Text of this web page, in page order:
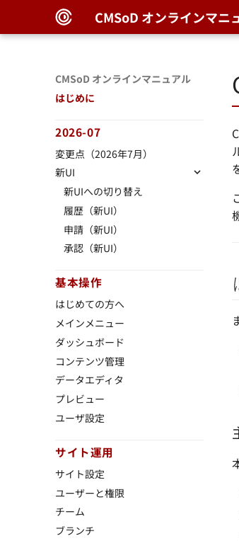
CMSoD オンラインマニ
CMSoD オンラインマニュアル
はじめに
2026-07
変更点（2026年7月）
新UI
新UIへの切り替え
履歴（新UI）
申請（新UI）
承認（新UI）
基本操作
はじめての方へ
メインメニュー
ダッシュボード
コンテンツ管理
データエディタ
プレビュー
ユーザ設定
サイト運用
サイト設定
ユーザーと権限
チーム
ブランチ